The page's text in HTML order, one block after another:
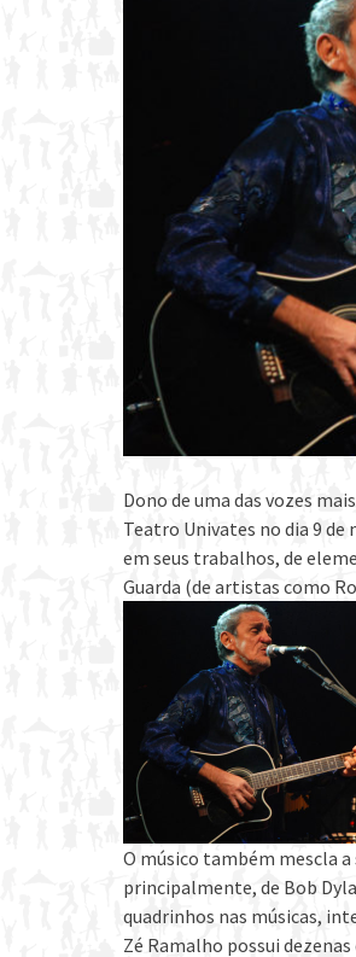
Dono de uma das vozes
Teatro Univates no dia 9
em seus trabalhos, de
Guarda (de artistas como
O músico também mescla a
principalmente, de Bob
quadrinhos nas músicas,
Zé Ramalho possui